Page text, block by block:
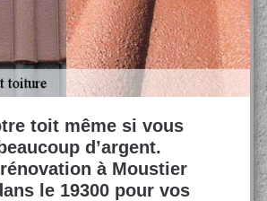
toit même si vous
d’argent.
à Moustier
le 19300 pour vos